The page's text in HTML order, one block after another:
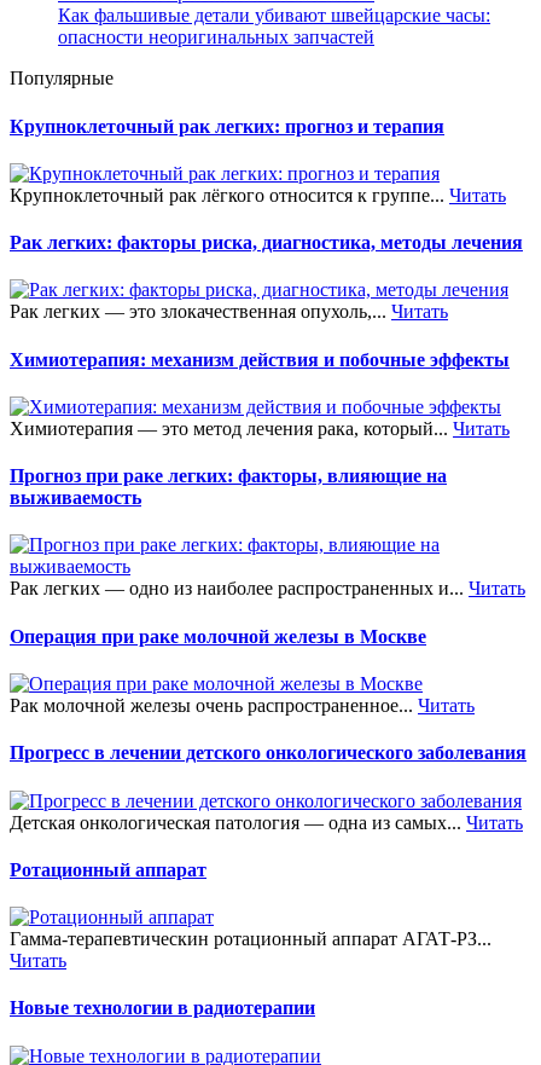
Как фальшивые детали убивают швейцарские часы:
опасности неоригинальных запчастей
Популярные
Крупноклеточный рак легких: прогноз и терапия
Крупноклеточный рак лёгкого относится к группе... Читать
Рак легких: факторы риска, диагностика, методы лечения
Рак легких — это злокачественная опухоль,... Читать
Химиотерапия: механизм действия и побочные эффекты
Химиотерапия — это метод лечения рака, который... Читать
Прогноз при раке легких: факторы, влияющие на
выживаемость
Рак легких — одно из наиболее распространенных и... Читать
Операция при раке молочной железы в Москве
Рак молочной железы очень распространенное... Читать
Прогресс в лечении детского онкологического заболевания
Детская онкологическая патология — одна из самых... Читать
Ротационный аппарат
Гамма-терапевтическин ротационный аппарат АГАТ-РЗ...
Читать
Новые технологии в радиотерапии